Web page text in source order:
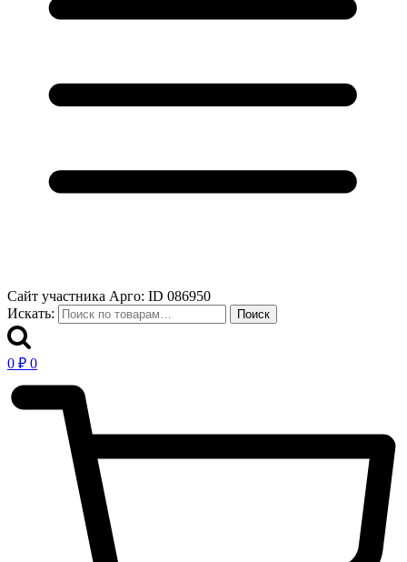
Сайт участника Арго: ID 086950
Искать:
Поиск
0 ₽ 0